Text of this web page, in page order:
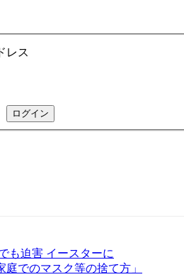
レス
も迫害 イースターに
でのマスク等の捨て方」